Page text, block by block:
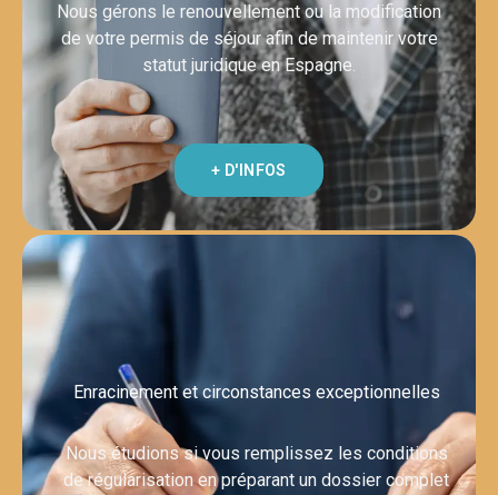
Nous gérons le renouvellement ou la modification
de votre permis de séjour afin de maintenir votre
statut juridique en Espagne.
+ D'INFOS
Enracinement et circonstances exceptionnelles
Nous étudions si vous remplissez les conditions
de régularisation en préparant un dossier complet